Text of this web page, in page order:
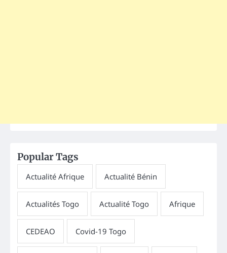
Popular Tags